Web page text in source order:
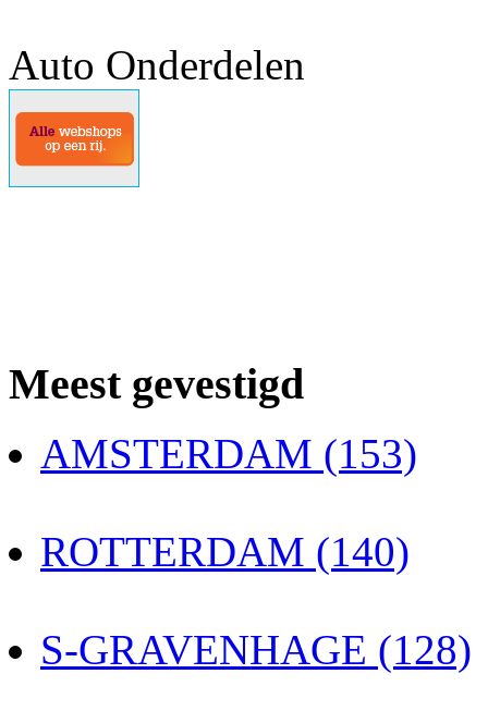
Auto Onderdelen
Meest gevestigd
AMSTERDAM (153)
ROTTERDAM (140)
S-GRAVENHAGE (128)